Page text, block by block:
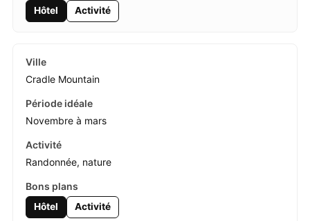
Hôtel Activité
Cradle Mountain
Novembre à mars
Randonnée, nature
Hôtel Activité